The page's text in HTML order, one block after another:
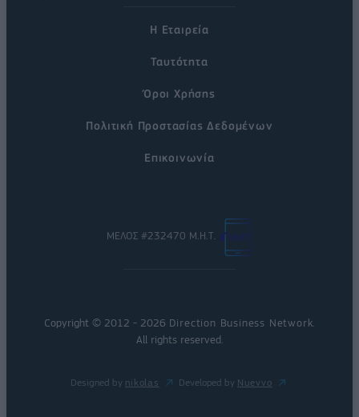
Η Εταιρεία
Ταυτότητα
Όροι Χρήσης
Πολιτική Προστασίας Δεδομένων
Επικοινωνία
ΜΕΛΟΣ #232470 Μ.Η.Τ.
Copyright © 2012 - 2026 Direction Business Network
All rights reserved.
Designed by nikolas Developed by Nuevvo